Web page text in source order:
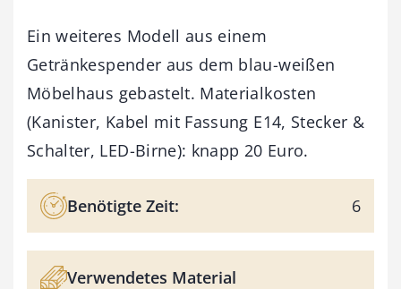
Ein weiteres Modell aus einem
Getränkespender aus dem blau-weißen
Möbelhaus gebastelt. Materialkosten
(Kanister, Kabel mit Fassung E14, Stecker &
Schalter, LED-Birne): knapp 20 Euro.
Benötigte Zeit: 6
Verwendetes Material